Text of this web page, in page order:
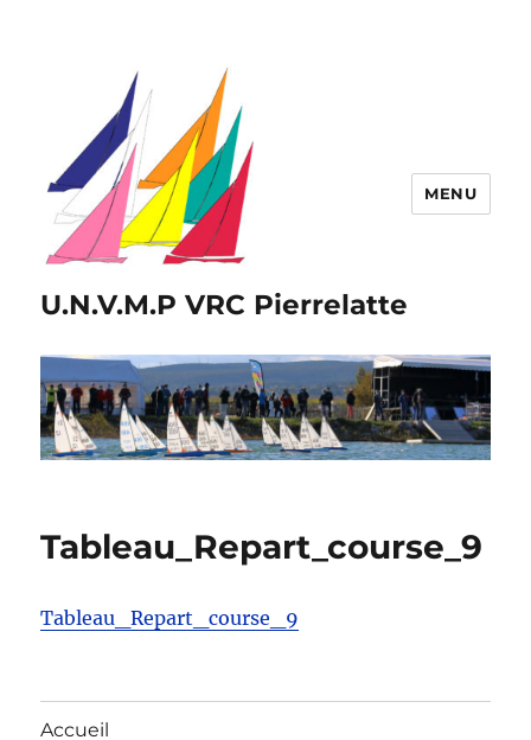
U.N.V.M.P VRC Pierrelatte
MENU
Tableau_Repart_course_9
Tableau_Repart_course_9
Accueil